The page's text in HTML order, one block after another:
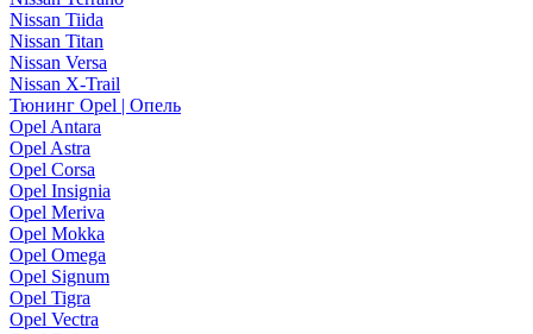
Nissan Tiida
Nissan Titan
Nissan Versa
Nissan X-Trail
Тюнинг Opel | Опель
Opel Antara
Opel Astra
Opel Corsa
Opel Insignia
Opel Meriva
Opel Mokka
Opel Omega
Opel Signum
Opel Tigra
Opel Vectra